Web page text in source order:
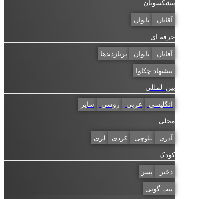
پیشکسوتان
بانوان
حرفه ای
بانوان پربازدیدها
پیشنهاد چکاوا
بین المللی
انگلیسی عربی روسی سایر
محلی
بلوچی کردی لری
کودک
پسر
تیپ گویی